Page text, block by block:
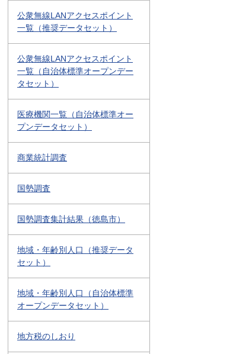
公衆無線LANアクセスポイント
一覧（推奨データセット）
公衆無線LANアクセスポイント
一覧（自治体標準オープンデー
タセット）
医療機関一覧（自治体標準オー
プンデータセット）
商業統計調査
国勢調査
国勢調査集計結果（徳島市）
地域・年齢別人口（推奨データ
セット）
地域・年齢別人口（自治体標準
オープンデータセット）
地方税のしおり